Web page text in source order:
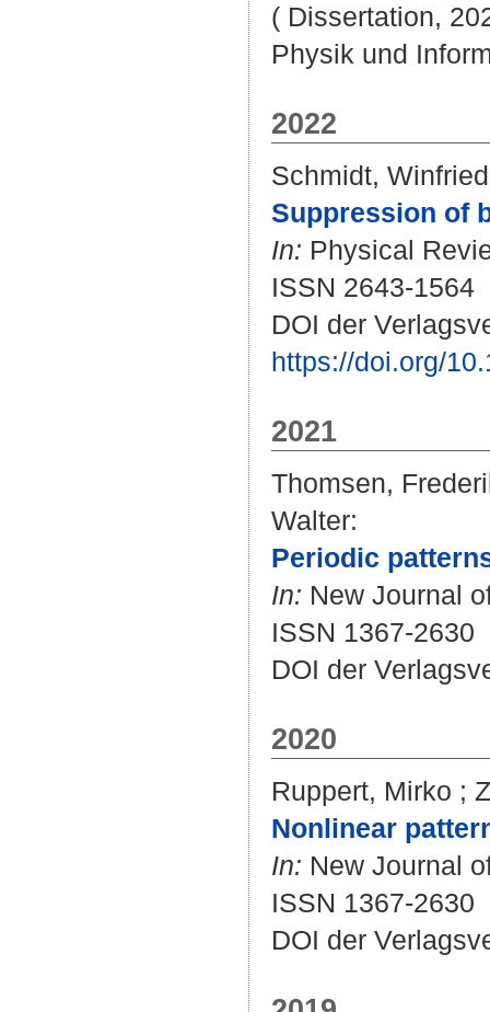
( Dissertation,
Physik und
2022
Schmidt, Winfried
Suppression of
In: Physical
ISSN 2643-1564
DOI der
https://doi.org/
2021
Thomsen,
Walter:
Periodic
In: New Journal
ISSN 1367-2630
DOI der
2020
Ruppert, Mirko ;
Nonlinear
In: New Journal
ISSN 1367-2630
DOI der